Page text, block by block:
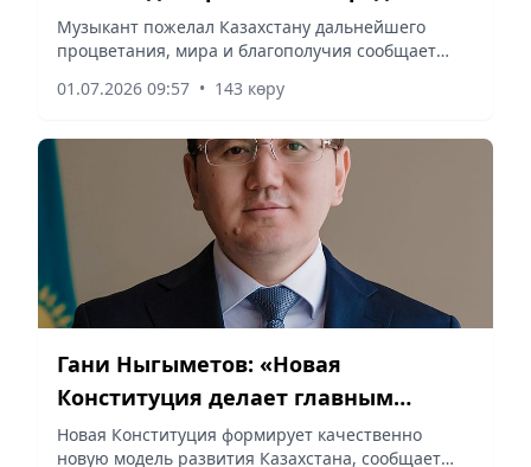
культуре
Музыкант пожелал Казахстану дальнейшего
процветания, мира и благополучия сообщает
01.07.2026 09:57 • 143 көру
Гани Ныгыметов: «Новая
Конституция делает главным
приоритетом человека,
Новая Конституция формирует качественно
новую модель развития Казахстана, сообщает